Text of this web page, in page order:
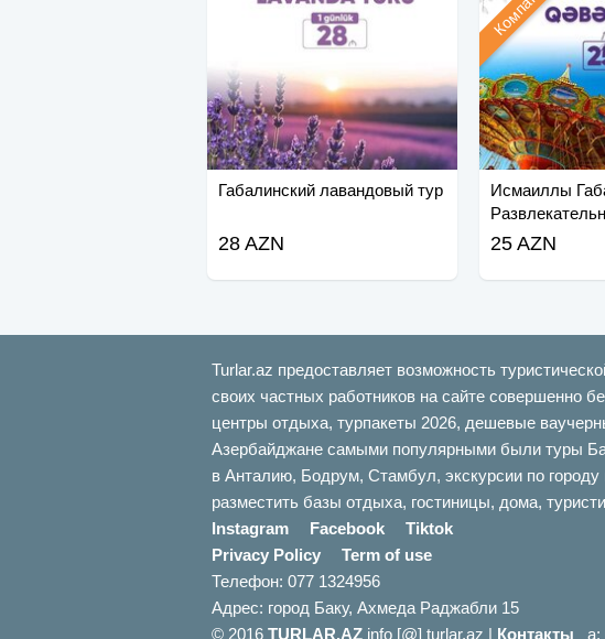
Габалинский лавандовый тур
28 AZN
Исмаиллы
Габаланду
25 AZN
Turlar.az предоставляет возможность
своих частных работников на сайте совершенно
центры отдыха, турпакеты 2026, дешевые
Азербайджане самыми популярными были туры
в Анталию, Бодрум, Стамбул, экскурсии по
разместить базы отдыха, гостиницы, дома,
Instagram
Facebook
Tiktok
Privacy Policy
Term of use
Телефон: 077 1324956
Адрес: город Баку, Ахмеда Раджабли 15
© 2016 TURLAR.AZ info [@] turlar.az | Контакты a: